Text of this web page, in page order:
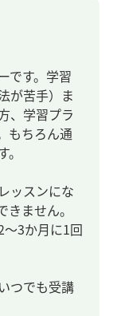
です。学習
が苦手）ま
、学習プラ
もちろん通
ッスンにな
ません。
～3か月に1回
つでも受講